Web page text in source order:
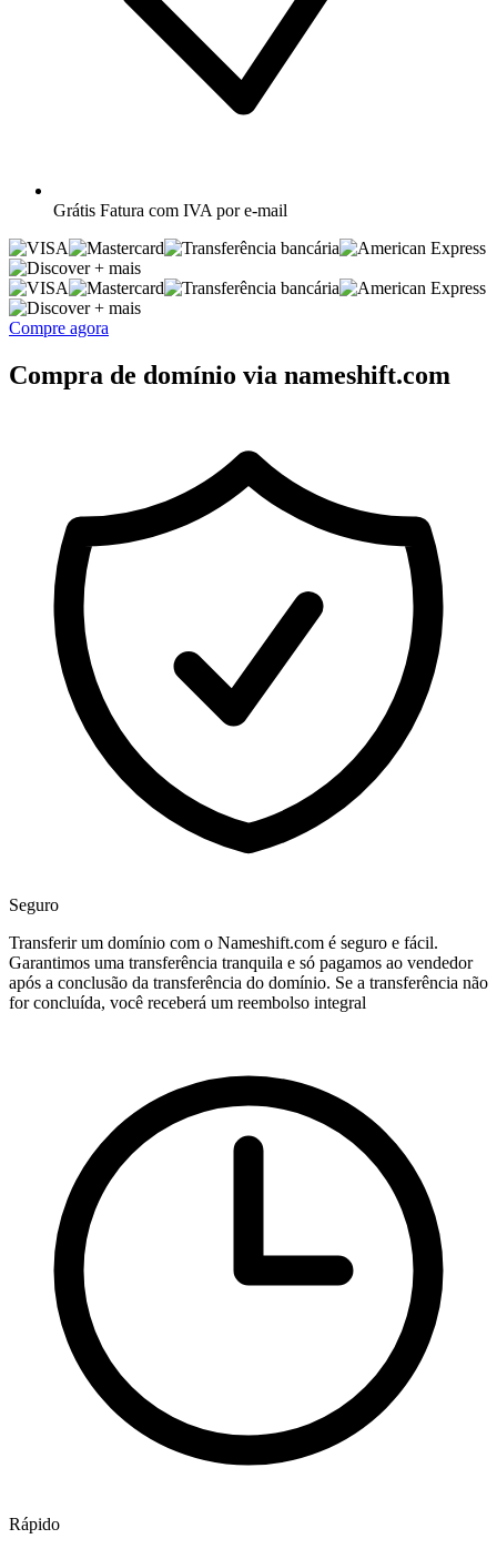
Grátis Fatura com IVA por e-mail
+ mais
+ mais
Compre agora
Compra de domínio via nameshift.com
Seguro
Transferir um domínio com o Nameshift.com é seguro e fácil.
Garantimos uma transferência tranquila e só pagamos ao vendedor
após a conclusão da transferência do domínio. Se a transferência não
for concluída, você receberá um reembolso integral
Rápido